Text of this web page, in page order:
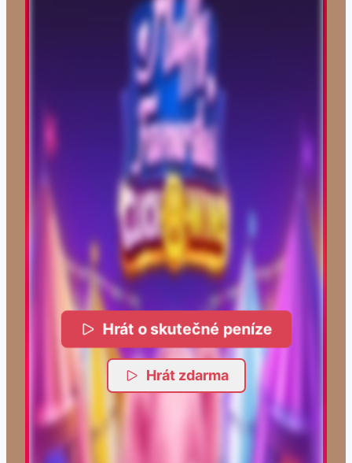
Hrát o skutečné peníze
Hrát zdarma